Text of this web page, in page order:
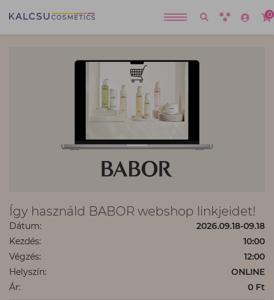
0
Így használd BABOR webshop linkjeidet!
Dátum:
2026.09.18-09.18
Kezdés:
10:00
Végzés:
12:00
Helyszín:
ONLINE
Ár:
0 Ft